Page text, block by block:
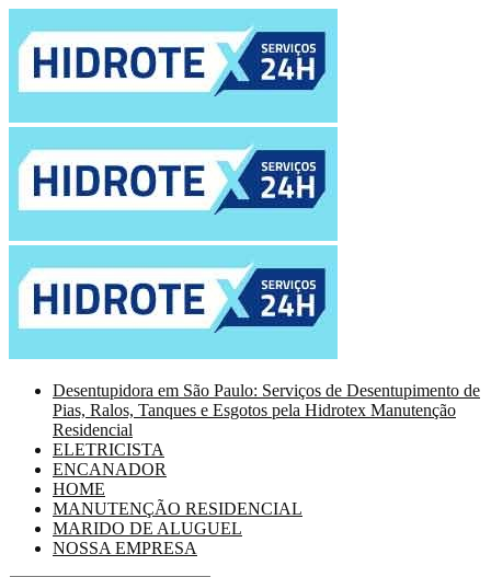
Desentupidora em São Paulo: Serviços de Desentupimento de
Pias, Ralos, Tanques e Esgotos pela Hidrotex Manutenção
Residencial
ELETRICISTA
ENCANADOR
HOME
MANUTENÇÃO RESIDENCIAL
MARIDO DE ALUGUEL
NOSSA EMPRESA